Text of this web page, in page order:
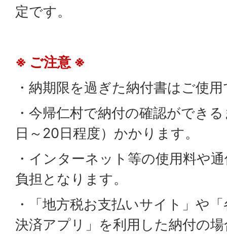
定です。
※ ご注意 ※
・納期限を過ぎた納付書はご使
・今帰仁村で納付の確認ができ
日～20日程度）かかります。
・インターネット等の使用料や
負担となります。
・「地方税お支払いサイト」や
決済アプリ」を利用した納付の